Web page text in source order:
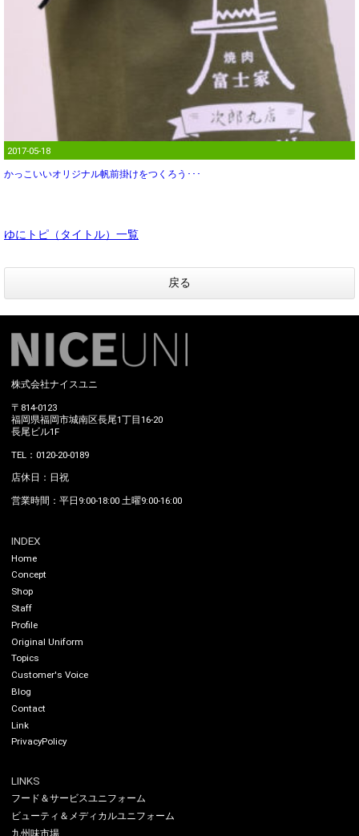
2017-05-18
かっこいいオリジナル帆前掛けをつくろう･･･
ゆにトピ（タイトル）一覧
戻る
株式会社ナイスユニ
〒814-0123
福岡県福岡市城南区長尾1丁目16-20
長尾ビル1F
TEL：0120-20-0189
店休日：日祝
営業時間：平日9:00-18:00 土曜9:00-16:00
INDEX
Home
Concept
Shop
Staff
Profile
Original Uniform
Topics
Customer's Voice
Blog
Contact
Link
PrivacyPolicy
LINKS
フード＆サービスユニフォーム
ビューティ＆メディカルユニフォーム
九州味市場